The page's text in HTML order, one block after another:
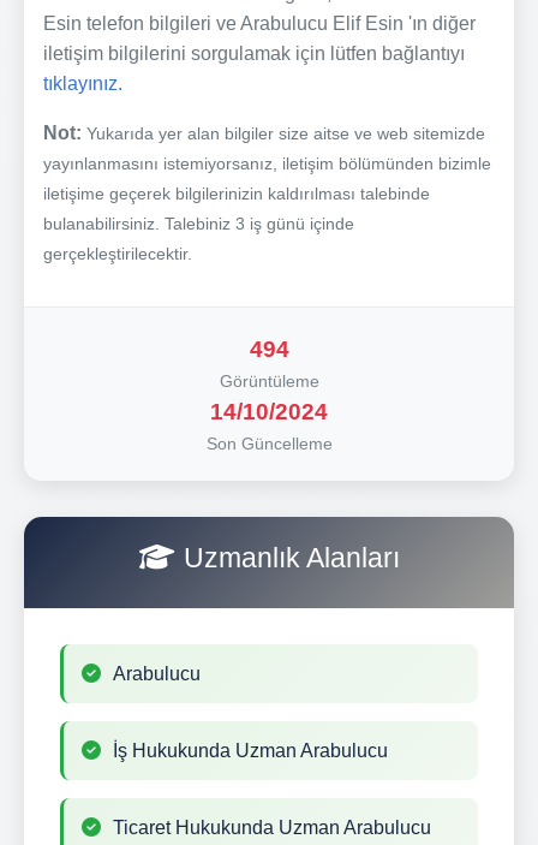
Esin telefon bilgileri ve Arabulucu Elif Esin 'ın diğer
iletişim bilgilerini sorgulamak için lütfen bağlantıyı
tıklayınız.
Not: Yukarıda yer alan bilgiler size aitse ve web sitemizde
yayınlanmasını istemiyorsanız, iletişim bölümünden bizimle
iletişime geçerek bilgilerinizin kaldırılması talebinde
bulanabilirsiniz. Talebiniz 3 iş günü içinde
gerçekleştirilecektir.
494
Görüntüleme
14/10/2024
Son Güncelleme
Uzmanlık Alanları
Arabulucu
İş Hukukunda Uzman Arabulucu
Ticaret Hukukunda Uzman Arabulucu